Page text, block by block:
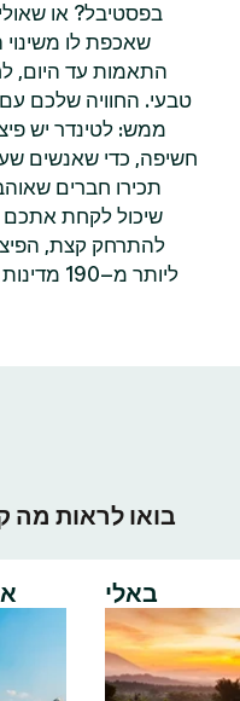
בפסטיבל? או
התאמות עד היום,
טבעי. החוויה שלכם עם
ממש: לטינדר יש
חשיפה, כדי שאנשים
תכירו חברים
שיכול לקחת אתכם
להתרחק קצת,
בואו לראות מה
באלי